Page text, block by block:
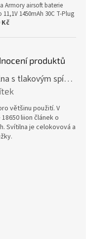
Armory airsoft baterie
11,1V 1450mAh 30C T-Plug
Kč
produktů
Taktická svítilna s tlakovým spínačem [TCX]
je 5 z 5 hvězdiček.
většinu použití. V
liion článek o
Svítilna je celokovová a